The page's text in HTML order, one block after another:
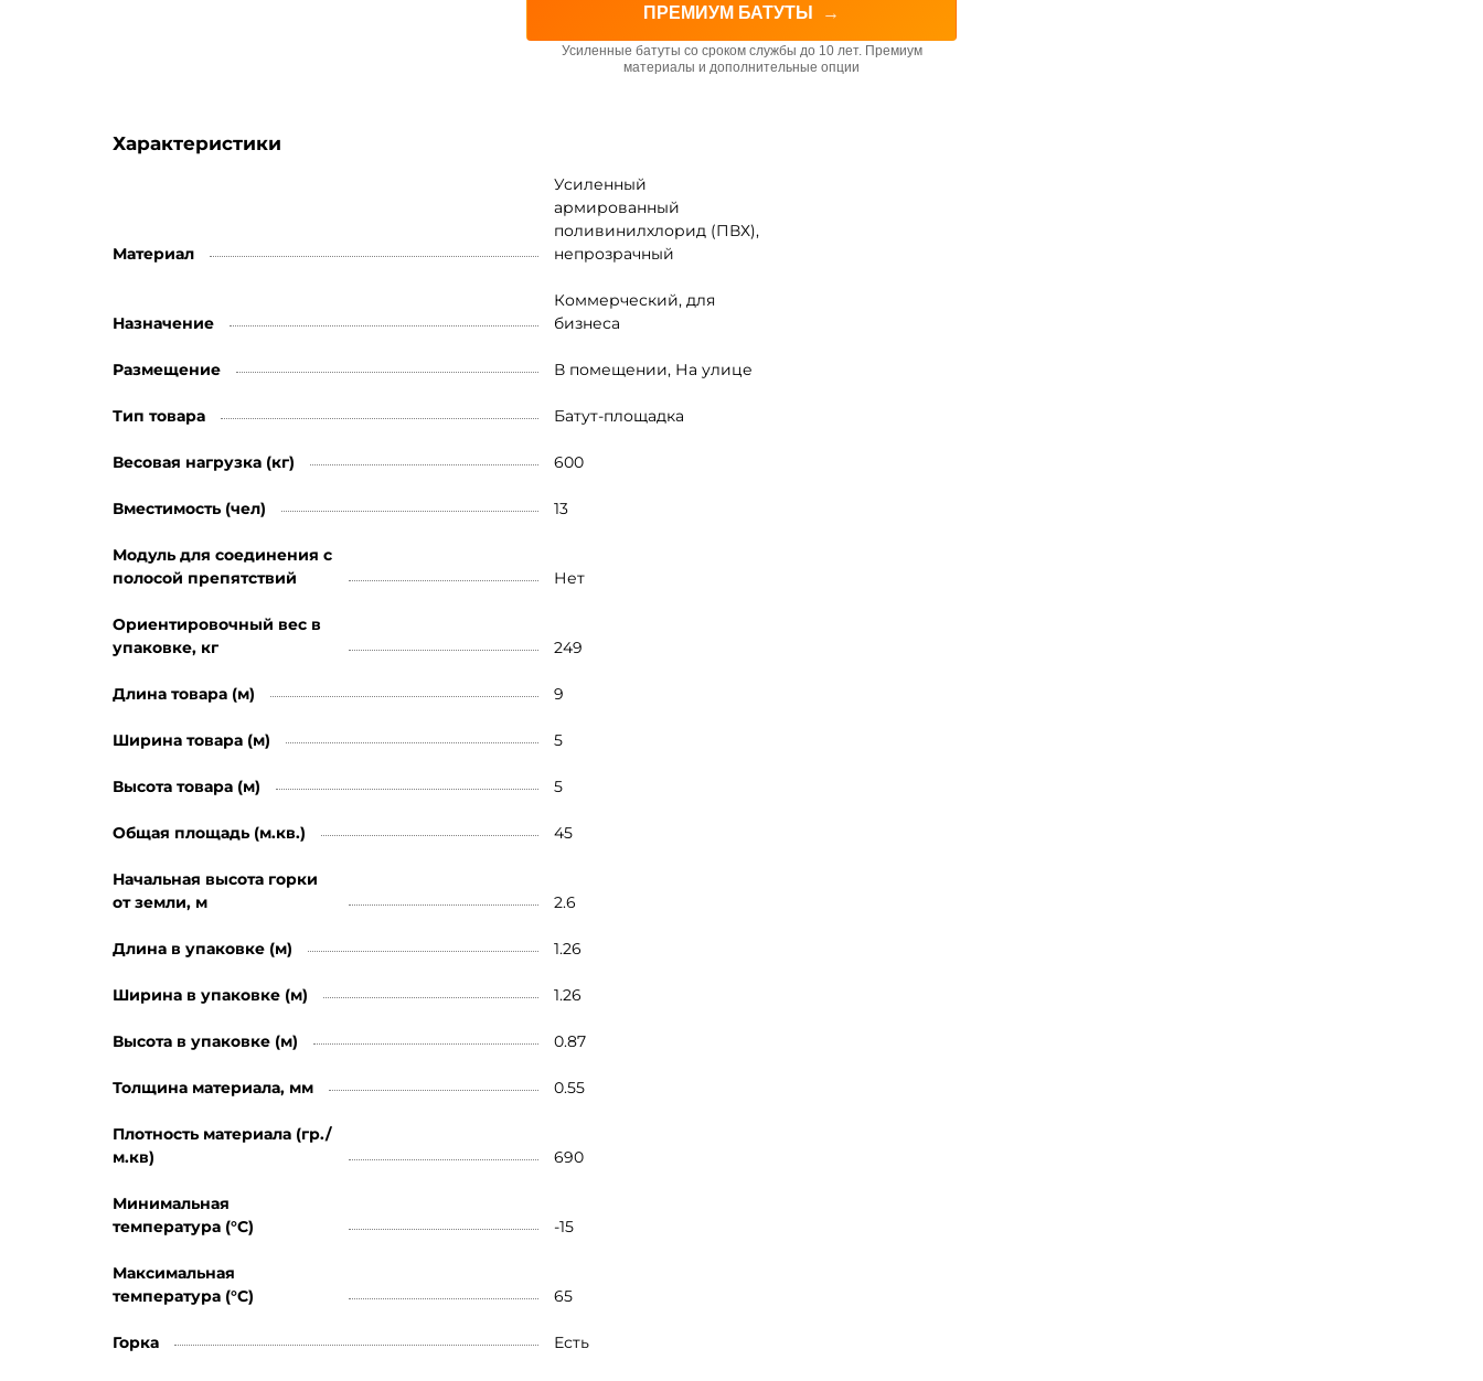
ПРЕМИУМ БАТУТЫ →
Усиленные батуты со сроком службы до 10 лет. Премиум
материалы и дополнительные опции
Характеристики
Материал
Усиленный
армированный
поливинилхлорид (ПВХ),
непрозрачный
Назначение
Коммерческий, для
бизнеса
Размещение В помещении, На улице
Тип товара Батут-площадка
Весовая нагрузка (кг) 600
Вместимость (чел) 13
Модуль для соединения с
полосой препятствий
Нет
Ориентировочный вес в
упаковке, кг
249
Длина товара (м) 9
Ширина товара (м) 5
Высота товара (м) 5
Общая площадь (м.кв.) 45
Начальная высота горки
от земли, м
2.6
Длина в упаковке (м) 1.26
Ширина в упаковке (м) 1.26
Высота в упаковке (м) 0.87
Толщина материала, мм 0.55
Плотность материала (гр./
м.кв)
690
Минимальная
температура (°C)
-15
Максимальная
температура (°C)
65
Горка Есть